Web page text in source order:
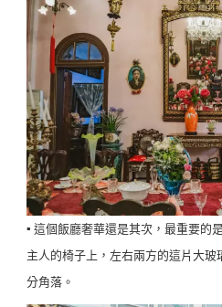
▪️ 這個飯廳奢華還是其次，最重要的
主人的椅子上，左右兩方的這片大
分角落。